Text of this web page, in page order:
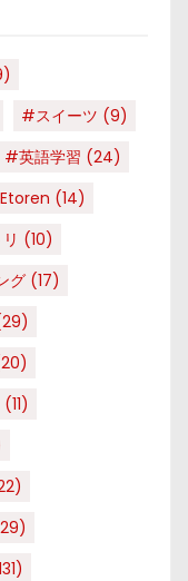
#スイーツ (9)
#英語学習 (24)
Etoren (14)
(10)
グ (17)
(11)